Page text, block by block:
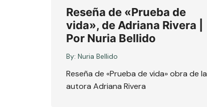
Reseña de «Prueba de
vida», de Adriana Rivera |
Por Nuria Bellido
By: Nuria Bellido
Reseña de «Prueba de vida» obra de la
autora Adriana Rivera